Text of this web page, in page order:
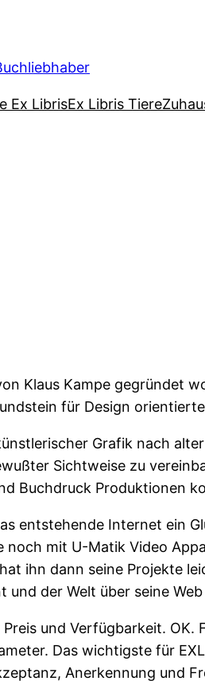
Ex LibrisEx Libris Tiere
Klaus Kampe gegründet
für Design
Grafik nach
Sichtweise zu
Buchdruck Produktionen
entstehende Internet ein
mit U-Matik Video
ihn dann seine Projekte
der Welt über seine
und Verfügbarkeit.
Das wichtigste für
Anerkennung und